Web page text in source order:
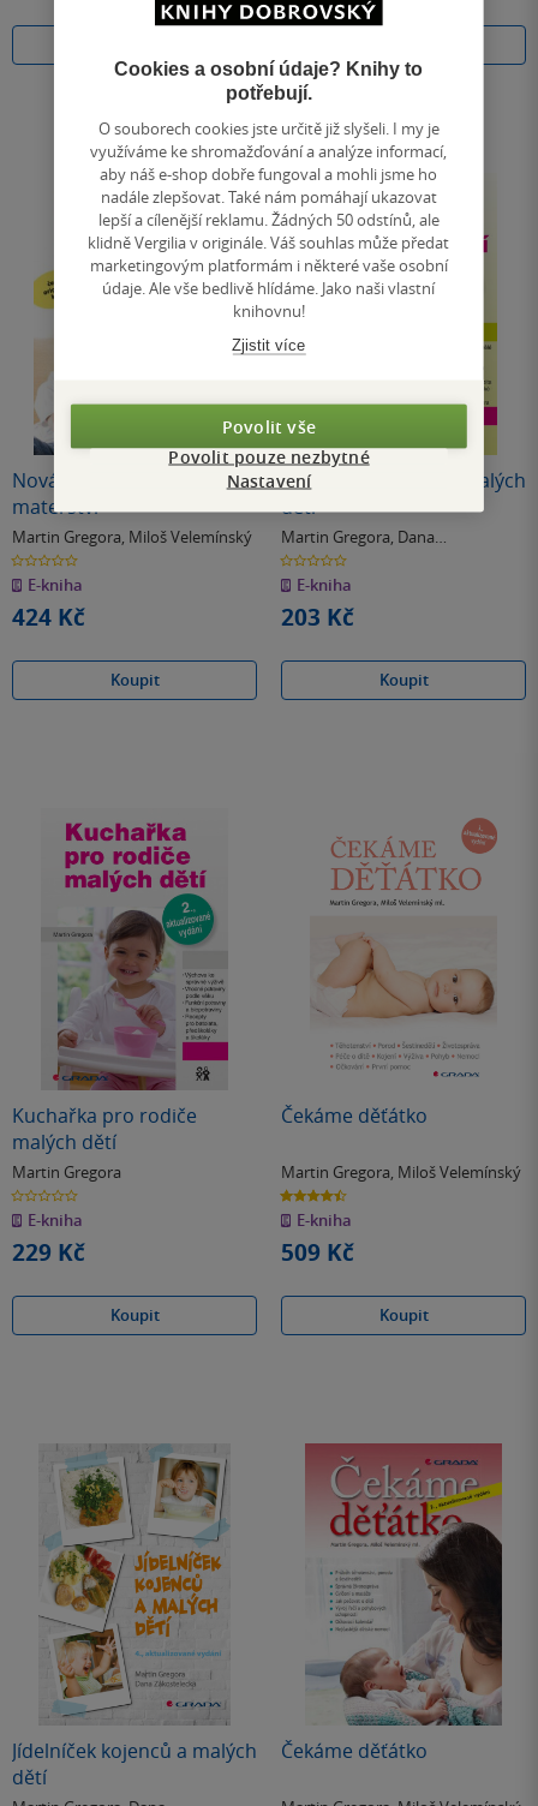
Nová kniha o těhotenství a
mateřství
Martin Gregora, Miloš Velemínský
0.0
z
5
hvězdiček
E-kniha
424 Kč
Koupit
Jídelníček kojenců a malých
dětí
Martin Gregora, Dana
Zákostelecká
0.0
z
5
hvězdiček
E-kniha
203 Kč
Koupit
Kuchařka pro rodiče
malých dětí
Martin Gregora
0.0
z
5
hvězdiček
E-kniha
229 Kč
Koupit
Čekáme děťátko
Martin Gregora, Miloš Velemínský
4.5
z
5
hvězdiček
E-kniha
509 Kč
Koupit
Jídelníček kojenců a malých
dětí
Čekáme děťátko
Cookies a osobní údaje? Knihy to
potřebují.
O souborech cookies jste určitě již slyšeli. I my je
využíváme ke shromažďování a analýze informací,
aby náš e-shop dobře fungoval a mohli jsme ho
nadále zlepšovat. Také nám pomáhají ukazovat
lepší a cílenější reklamu. Žádných 50 odstínů, ale
klidně Vergilia v originále. Váš souhlas může předat
marketingovým platformám i některé vaše osobní
údaje. Ale vše bedlivě hlídáme. Jako naši vlastní
knihovnu!
Zjistit více
Povolit vše
Povolit pouze nezbytné
Nastavení